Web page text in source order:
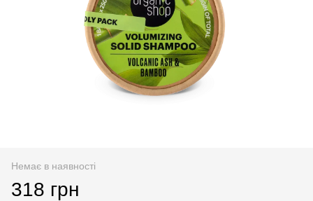
Немає в наявності
318 грн